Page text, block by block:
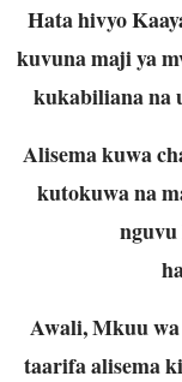
Hata hivyo
kuvuna maji ya
kukabiliana na
Alisema kuwa
kutokuwa na
Awali, Mkuu
taarifa alisema